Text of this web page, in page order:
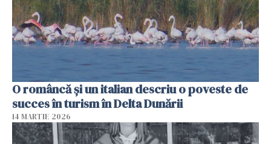
O româncă și un italian descriu o poveste de
succes în turism în Delta Dunării
14 MARTIE 2026